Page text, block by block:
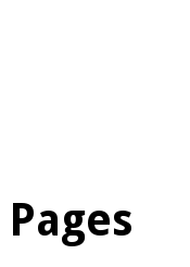
Pages